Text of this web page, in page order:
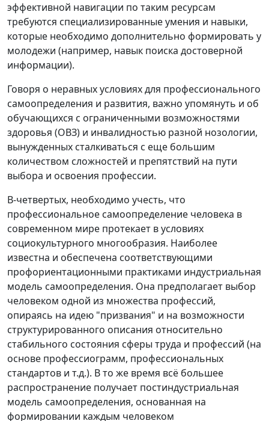
эффективной навигации по таким ресурсам
требуются специализированные умения и навыки,
которые необходимо дополнительно формировать у
молодежи (например, навык поиска достоверной
информации).
Говоря о неравных условиях для профессионального
самоопределения и развития, важно упомянуть и об
обучающихся с ограниченными возможностями
здоровья (ОВЗ) и инвалидностью разной нозологии,
вынужденных сталкиваться с еще большим
количеством сложностей и препятствий на пути
выбора и освоения профессии.
В-четвертых, необходимо учесть, что
профессиональное самоопределение человека в
современном мире протекает в условиях
социокультурного многообразия. Наиболее
известна и обеспечена соответствующими
профориентационными практиками индустриальная
модель самоопределения. Она предполагает выбор
человеком одной из множества профессий,
опираясь на идею "призвания" и на возможности
структурированного описания относительно
стабильного состояния сферы труда и профессий (на
основе профессиограмм, профессиональных
стандартов и т.д.). В то же время всё большее
распространение получает постиндустриальная
модель самоопределения, основанная на
формировании каждым человеком